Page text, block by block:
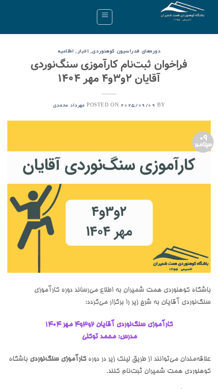
دوره‌های فدراسیون کوهنوردی, اخبار , اطلاعیه
فراخوان ثبت‌نام کارآموزی سنگ‌نوردی
آقایان ۲و۳و۴ مهر ۱۴۰۴
POSTED ON 2025/09/09 BY مهرداد محمدی
09
سپتامبر
باشگاه کوهنوردی همت شمیران به اطلاع می‌رساند دوره کارآموزی
سنگ‌نوردی آقایان به شرح زیر را برگزار می‌گردد:
کارآموزی سنگ‌نوردی آقایان ۲و۳و۴ مهر ۱۴۰۴
مدرس: محمد توکلی
علاقه‌مندان می‌توانند از طریق لینک زیر در دورهکارآموزی سنگ‌نوردی باشگاه
کوهنوردی همت شمیران ثبت‌نام کنند.